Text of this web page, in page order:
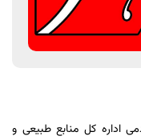
اداره کل منابع طبیعی و